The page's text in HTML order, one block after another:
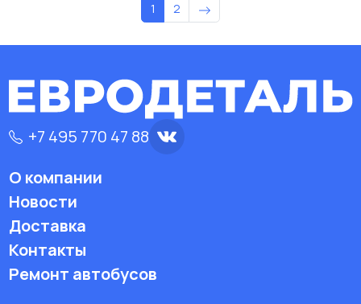
1 2
+7 495 770 47 88
О компании
Новости
Доставка
Контакты
Ремонт автобусов